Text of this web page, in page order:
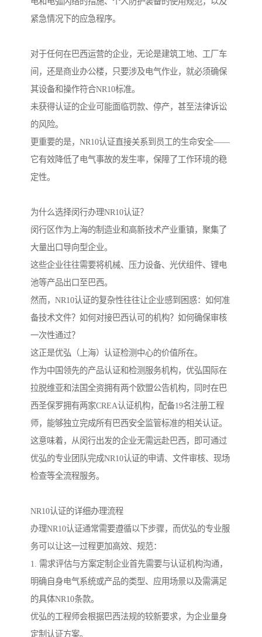
紧急情况下的应急程序。
对于任何在巴西运营的企业，无论是建筑工地、工厂车
间，还是商业办公楼，只要涉及电气作业，就必须确保
其设备和操作符合NR10标准。
未获得认证的企业可能面临罚款、停产，甚至法律诉讼
的风险。
更重要的是，NR10认证直接关系到员工的生命安全——
它有效降低了电气事故的发生率，保障了工作环境的稳
定性。
为什么选择闵行办理NR10认证？
闵行区作为上海的制造业和高新技术产业重镇，聚集了
大量出口导向型企业。
这些企业往往需要将机械、压力设备、光伏组件、锂电
池等产品出口至巴西。
然而，NR10认证的复杂性往往让企业感到困惑：如何准
备技术文件？如何对接巴西认可的机构？如何确保审核
一次性通过？
这正是优弘（上海）认证检测中心的价值所在。
作为中国领先的产品认证和检测服务机构，优弘国际在
拉脱维亚和法国全资拥有两个欧盟公告机构，同时在巴
西圣保罗拥有两家CREA认证机构，配备19名注册工程
师，能够独立完成所有巴西安全监管标准的相关认证。
这意味着，从闵行出发的企业无需远赴巴西，即可通过
优弘的专业团队完成NR10认证的申请、文件审核、现场
检查等全流程服务。
NR10认证的详细办理流程
办理NR10认证通常需要遵循以下步骤，而优弘的专业服
务可以让这一过程更加高效、规范：
1. 需求评估与方案定制企业首先需要与认证机构沟通，
明确自身电气系统或产品的类型、应用场景以及需满足
的具体NR10条款。
优弘的工程师会根据巴西法规的较新要求，为企业量身
定制认证方案。